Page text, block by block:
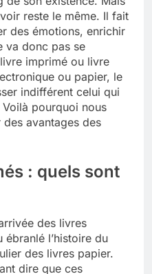
reste le même. Il fait
des émotions, enrichir
va donc pas se
imprimé ou livre
ou papier, le
indifférent celui qui
pourquoi nous
avantages des
: quels sont
des livres
ébranlé l’histoire du
des livres papier.
dire que ces